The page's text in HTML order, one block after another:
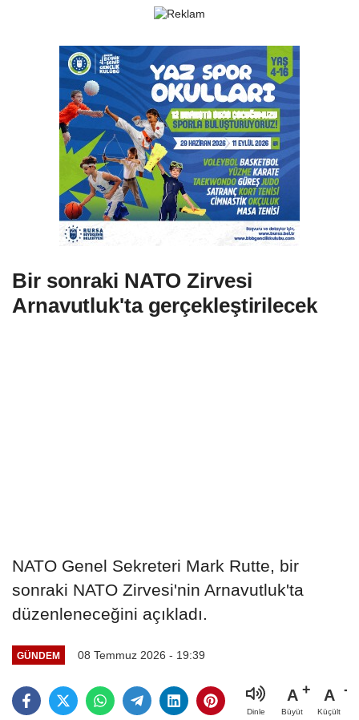
Bir sonraki NATO Zirvesi
Arnavutluk'ta gerçekleştirilecek
NATO Genel Sekreteri Mark Rutte, bir
sonraki NATO Zirvesi'nin Arnavutluk'ta
düzenleneceğini açıkladı.
GÜNDEM 08 Temmuz 2026 - 19:39
Dinle
A
Büyüt
A
Küçült